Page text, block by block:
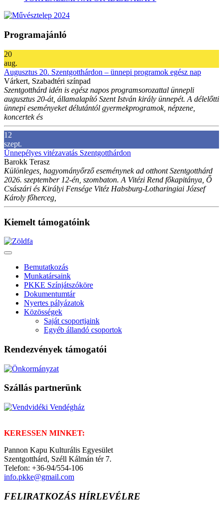
Programajánló
20
aug.
Augusztus 20. Szentgotthárdon – ünnepi programok egész nap
Várkert, Szabadtéri színpad
Szentgotthárd idén is egész napos programsorozattal ünnepli
augusztus 20-át, államalapító Szent István király ünnepét. A délelőtti
ünnepi eseményeket délutántól gyermekprogramok, népzene,
koncertek és
12
szept.
Ünnepélyes vitézavatás Szentgotthárdon
Barokk Terasz
Különleges, hagyományőrző eseménynek ad otthont Szentgotthárd
2026. szeptember 12-én, szombaton. A Vitézi Rend főkapitánya, Ő
Császári és Királyi Fensége Vitéz Habsburg-Lotharingiai József
Károly főherceg,
Kiemelt támogatóink
Bemutatkozás
Munkatársaink
PKKE Színjátszóköre
Dokumentumtár
Nyertes pályázatok
Közösségek
Saját csoportjaink
Egyéb állandó csoportok
Rendezvények támogatói
Szállás partnerünk
KERESSEN MINKET:
Pannon Kapu Kulturális Egyesület
Szentgotthárd, Széll Kálmán tér 7.
Telefon: +36-94/554-106
info.pkke@gmail.com
FELIRATKOZÁS HÍRLEVÉLRE